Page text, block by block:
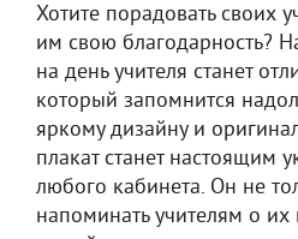
Хотите порадовать своих
им свою благодарность?
на день учителя станет
который запомнится
яркому дизайну и
плакат станет настоящим
любого кабинета. Он не
напоминать учителям о